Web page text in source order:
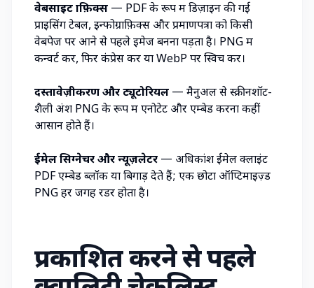
वेबसाइट ग्राफ़िक्स — PDF के रूप में डिज़ाइन की गई
प्राइसिंग टेबल, इन्फोग्राफ़िक्स और प्रमाणपत्रों को किसी
वेबपेज पर आने से पहले इमेज बनना पड़ता है। PNG में
कन्वर्ट करें, फिर कंप्रेस करें या WebP पर स्विच करें।
दस्तावेज़ीकरण और ट्यूटोरियल — मैनुअल से स्क्रीनशॉट-
शैली अंश PNG के रूप में एनोटेट और एम्बेड करना कहीं
आसान होते हैं।
ईमेल सिग्नेचर और न्यूज़लेटर — अधिकांश ईमेल क्लाइंट
PDF एम्बेड ब्लॉक या बिगाड़ देते हैं; एक छोटा ऑप्टिमाइज़्ड
PNG हर जगह रेंडर होता है।
प्रकाशित करने से पहले